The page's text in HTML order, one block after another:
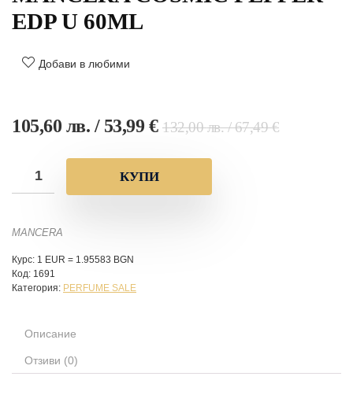
EDP U 60ML
Добави в любими
132,00лв./ 67,49 €
105,60 лв. / 53,99 €
КУПИ
MANCERA
Курс: 1 EUR = 1.95583 BGN
Код: 1691
Категория: PERFUME SALE
Описание
Отзиви (0)